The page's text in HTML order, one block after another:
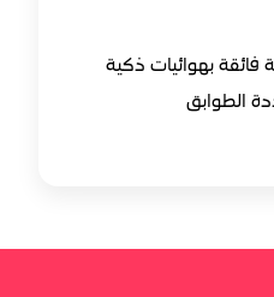
فائقة بهوائيات ذكية
الطوابق